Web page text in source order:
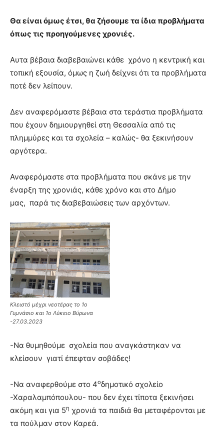
Θα είναι όμως έτσι, θα ζήσουμε τα ίδια προβλήματα
όπως τις προηγούμενες χρονιές.
Αυτα βέβαια διαβεβαιώνει κάθε χρόνο η κεντρική και
τοπική εξουσία, όμως η ζωή δείχνει ότι τα προβλήματα
ποτέ δεν λείπουν.
Δεν αναφερόμαστε βέβαια στα τεράστια προβλήματα
που έχουν δημιουργηθεί στη Θεσσαλία από τις
πλημμύρες και τα σχολεία – καλώς- θα ξεκινήσουν
αργότερα.
Αναφερόμαστε στα προβλήματα που σκάνε με την
έναρξη της χρονιάς, κάθε χρόνο και στο Δήμο
μας, παρά τις διαβεβαιώσεις των αρχόντων.
Κλειστό μέχρι νεοτέρας το 1ο
Γυμνάσιο και 1ο Λύκειο Βύρωνα
-27.03.2023
-Να θυμηθούμε σχολεία που αναγκάστηκαν να
κλείσουν γιατί έπεφταν σοβάδες!
-Να αναφερθούμε στο 4οδημοτικό σχολείο
-Χαραλαμπόπουλου- που δεν έχει τίποτα ξεκινήσει
ακόμη και για 5η χρονιά τα παιδιά θα μεταφέρονται με
τα πούλμαν στον Καρεά.